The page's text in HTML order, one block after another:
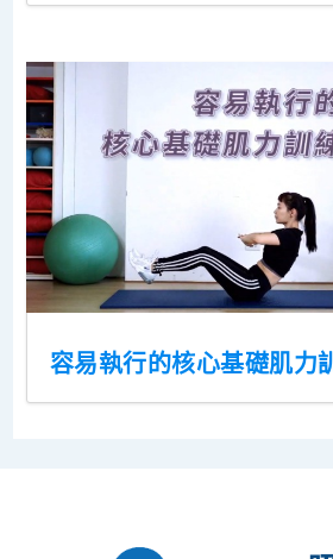
容易執行的核心基礎肌力